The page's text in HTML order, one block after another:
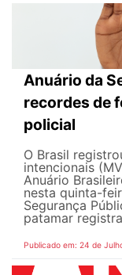
Anuário da
recordes de
policial
O Brasil
intencionais
Anuário
nesta quinta-
Segurança
patamar
Publicado em: 24 de